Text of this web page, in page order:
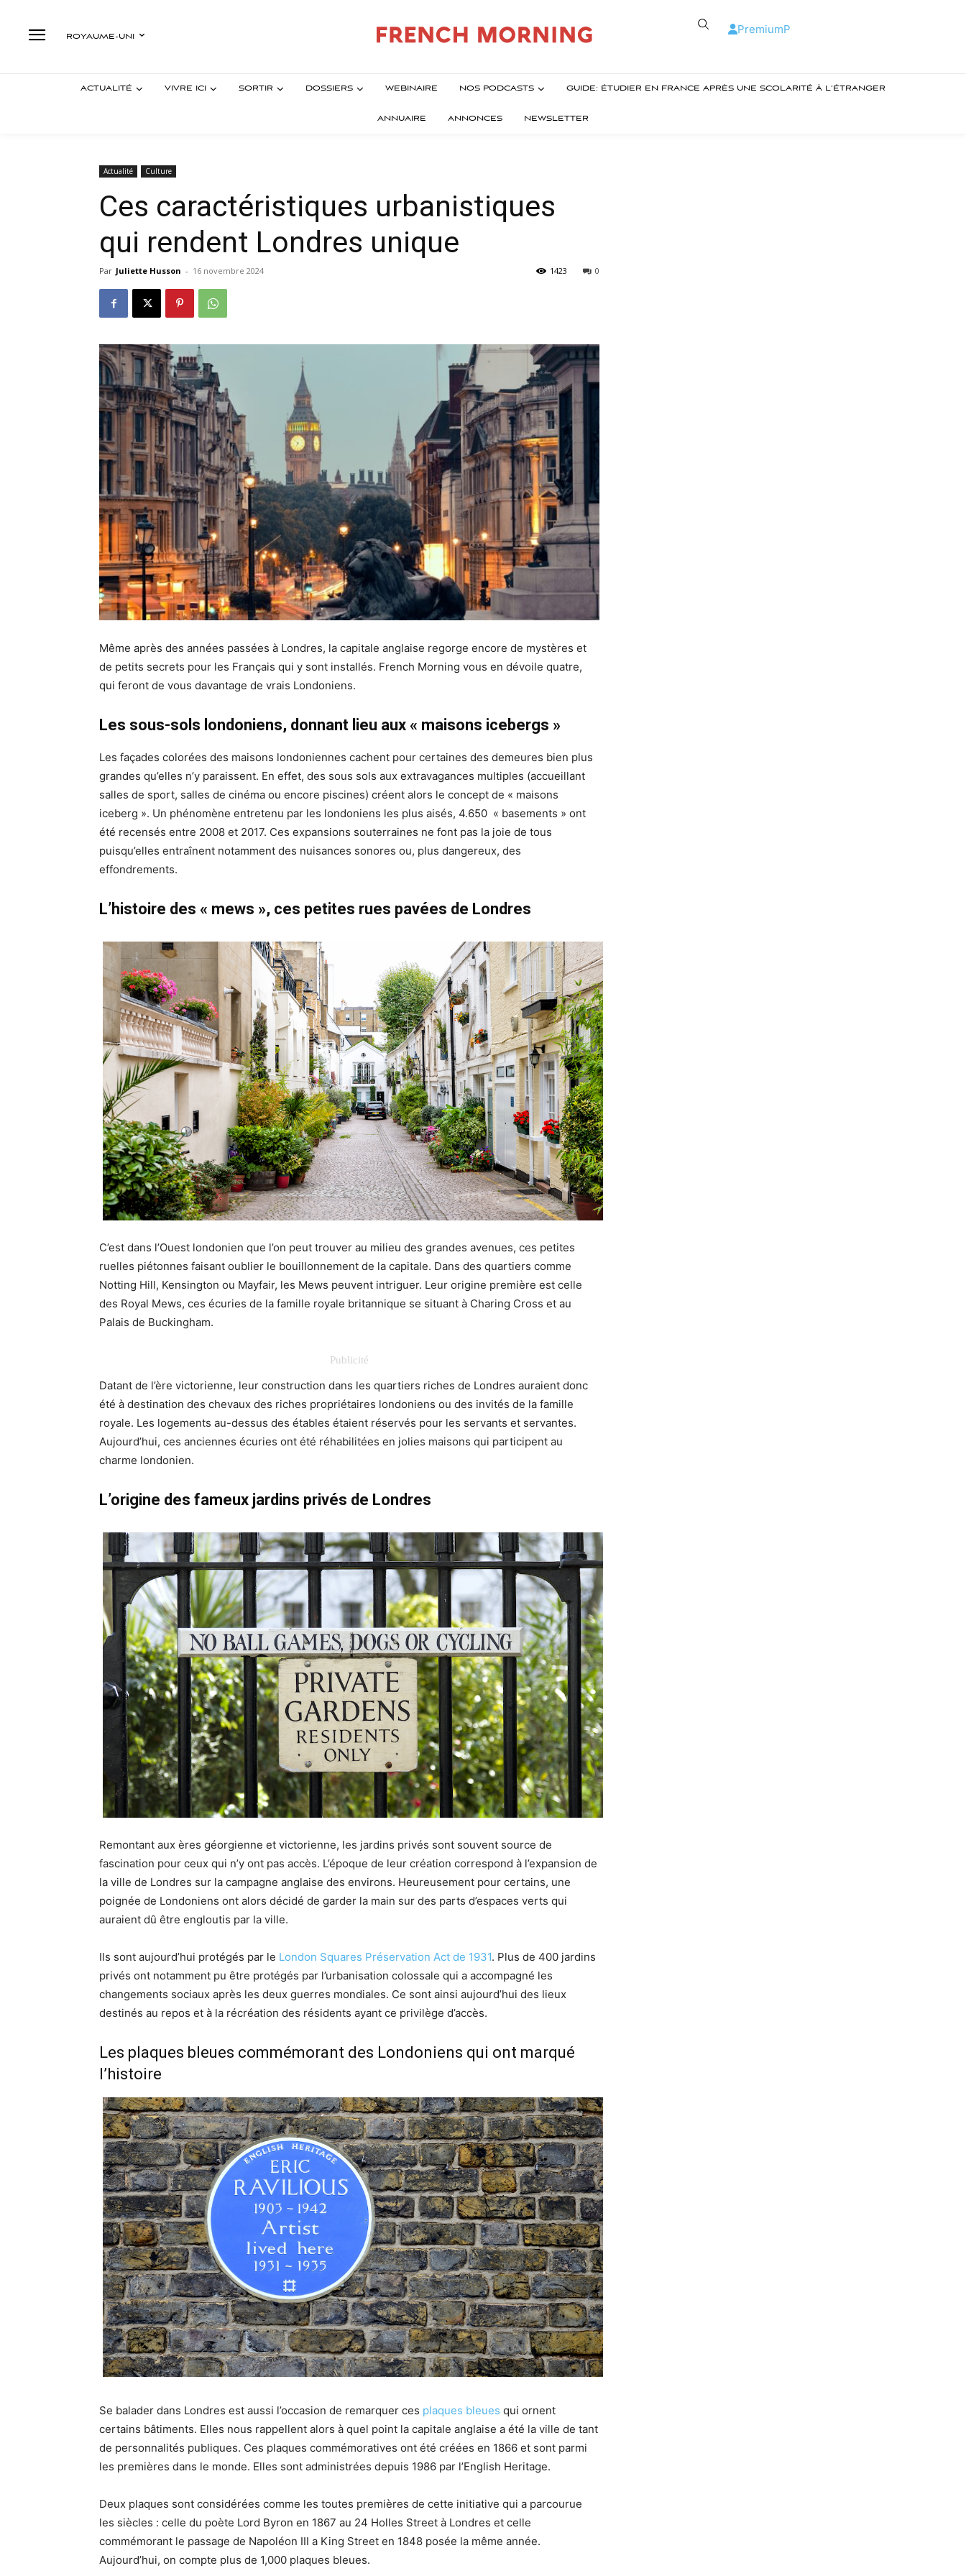
ROYAUME-UNI
PremiumP
ACTUALITÉ VIVRE ICI SORTIR DOSSIERS WEBINAIRE NOS PODCASTS GUIDE: ÉTUDIER EN FRANCE APRÈS UNE SCOLARITÉ À L’ÉTRANGER
ANNUAIRE ANNONCES NEWSLETTER
Actualité Culture
Ces caractéristiques urbanistiques
qui rendent Londres unique
Par Juliette Husson - 16 novembre 2024 0
1423
Même après des années passées à Londres, la capitale anglaise regorge encore de mystères et
de petits secrets pour les Français qui y sont installés. French Morning vous en dévoile quatre,
qui feront de vous davantage de vrais Londoniens.
Les sous-sols londoniens, donnant lieu aux « maisons icebergs »
Les façades colorées des maisons londoniennes cachent pour certaines des demeures bien plus
grandes qu’elles n’y paraissent. En effet, des sous sols aux extravagances multiples (accueillant
salles de sport, salles de cinéma ou encore piscines) créent alors le concept de « maisons
iceberg ». Un phénomène entretenu par les londoniens les plus aisés, 4.650 « basements » ont
été recensés entre 2008 et 2017. Ces expansions souterraines ne font pas la joie de tous
puisqu’elles entraînent notamment des nuisances sonores ou, plus dangereux, des
effondrements.
L’histoire des « mews », ces petites rues pavées de Londres
C’est dans l’Ouest londonien que l’on peut trouver au milieu des grandes avenues, ces petites
ruelles piétonnes faisant oublier le bouillonnement de la capitale. Dans des quartiers comme
Notting Hill, Kensington ou Mayfair, les Mews peuvent intriguer. Leur origine première est celle
des Royal Mews, ces écuries de la famille royale britannique se situant à Charing Cross et au
Palais de Buckingham.
Datant de l’ère victorienne, leur construction dans les quartiers riches de Londres auraient donc
été à destination des chevaux des riches propriétaires londoniens ou des invités de la famille
royale. Les logements au-dessus des étables étaient réservés pour les servants et servantes.
Aujourd’hui, ces anciennes écuries ont été réhabilitées en jolies maisons qui participent au
charme londonien.
L’origine des fameux jardins privés de Londres
Remontant aux ères géorgienne et victorienne, les jardins privés sont souvent source de
fascination pour ceux qui n’y ont pas accès. L’époque de leur création correspond à l’expansion de
la ville de Londres sur la campagne anglaise des environs. Heureusement pour certains, une
poignée de Londoniens ont alors décidé de garder la main sur des parts d’espaces verts qui
auraient dû être engloutis par la ville.
Ils sont aujourd’hui protégés par le London Squares Préservation Act de 1931. Plus de 400 jardins
privés ont notamment pu être protégés par l’urbanisation colossale qui a accompagné les
changements sociaux après les deux guerres mondiales. Ce sont ainsi aujourd’hui des lieux
destinés au repos et à la récréation des résidents ayant ce privilège d’accès.
Les plaques bleues commémorant des Londoniens qui ont marqué
l’histoire
Se balader dans Londres est aussi l’occasion de remarquer ces plaques bleues qui ornent
certains bâtiments. Elles nous rappellent alors à quel point la capitale anglaise a été la ville de tant
de personnalités publiques. Ces plaques commémoratives ont été créées en 1866 et sont parmi
les premières dans le monde. Elles sont administrées depuis 1986 par l’English Heritage.
Deux plaques sont considérées comme les toutes premières de cette initiative qui a parcourue
les siècles : celle du poète Lord Byron en 1867 au 24 Holles Street à Londres et celle
commémorant le passage de Napoléon III a King Street en 1848 posée la même année.
Aujourd’hui, on compte plus de 1,000 plaques bleues.